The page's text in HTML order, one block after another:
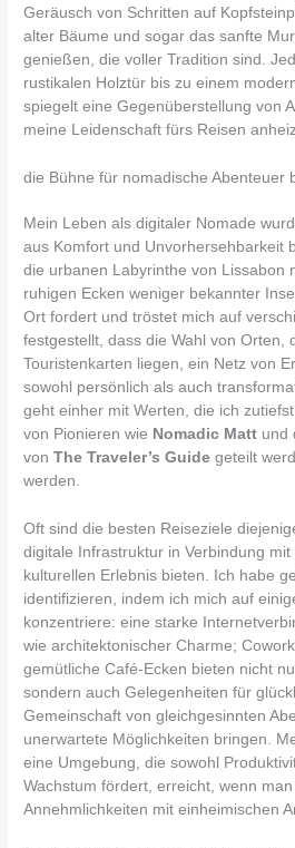
Geräusch von Schritten auf
alter Bäume und sogar das sanfte
genießen, die voller Tradition sind.
rustikalen Holztür bis zu einem
spiegelt eine Gegenüberstellung von
meine Leidenschaft fürs Reisen
die Bühne für nomadische Abenteuer
Mein Leben als digitaler Nomade
aus Komfort und Unvorhersehbarkeit
die urbanen Labyrinthe von Lissabon
ruhigen Ecken weniger bekannter
Ort fordert und tröstet mich auf
festgestellt, dass die Wahl von Orten,
Touristenkarten liegen, ein Netz von
sowohl persönlich als auch
geht einher mit Werten, die ich
von Pionieren wie Nomadic Matt und
vonThe Traveler’s Guide geteilt
werden.
Oft sind die besten Reiseziele
digitale Infrastruktur in Verbindung
kulturellen Erlebnis bieten. Ich habe
identifizieren, indem ich mich auf
konzentriere: eine starke
wie architektonischer Charme;
gemütliche Café-Ecken bieten nicht
sondern auch Gelegenheiten für
Gemeinschaft von gleichgesinnten
unerwartete Möglichkeiten bringen.
eine Umgebung, die sowohl
Wachstum fördert, erreicht, wenn
Annehmlichkeiten mit einheimischen